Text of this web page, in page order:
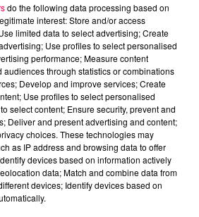
do the following data processing based on
interest: Store and/or access
limited data to select advertising; Create
Use profiles to select personalised
performance; Measure content
audiences through statistics or combinations
Develop and improve services; Create
Use profiles to select personalised
select content; Ensure security, prevent and
Deliver and present advertising and content;
choices. These technologies may
as IP address and browsing data to offer
devices based on information actively
data; Match and combine data from
devices; Identify devices based on